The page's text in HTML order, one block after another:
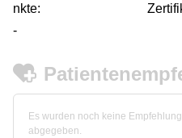
nkte:
-
Es wurden noch keine
abgegeben.